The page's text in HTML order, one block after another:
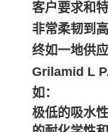
客户要求和
非常柔韧到
终如一地供应
Grilamid L
如：
极低的吸水